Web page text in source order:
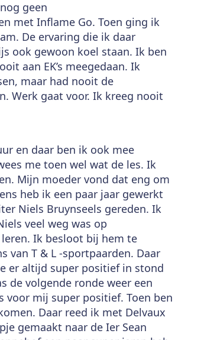
geen
met Inflame Go. Toen ging ik
De ervaring die ik daar
ook gewoon koel staan. Ik ben
aan EK’s meegedaan. Ik
maar had nooit de
Werk gaat voor. Ik kreeg nooit
en daar ben ik ook mee
me toen wel wat de les. Ik
Mijn moeder vond dat eng om
heb ik een paar jaar gewerkt
Niels Bruynseels gereden. Ik
veel weg was op
Ik besloot bij hem te
van T & L -sportpaarden. Daar
er altijd super positief in stond
de volgende ronde weer een
voor mij super positief. Toen ben
Daar reed ik met Delvaux
gemaakt naar de Ier Sean